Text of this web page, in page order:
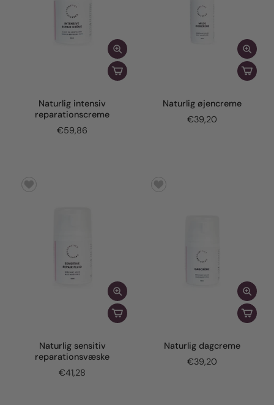
Naturlig intensiv
reparationscreme
€59,86
Naturlig øjencreme
€39,20
Naturlig sensitiv
reparationsvæske
€41,28
Naturlig dagcreme
€39,20